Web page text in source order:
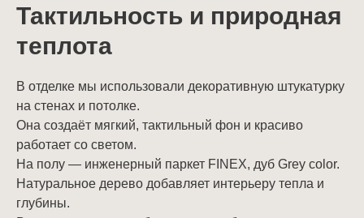
Тактильность и природная
теплота
В отделке мы использовали декоративную штукатурку
на стенах и потолке.
Она создаёт мягкий, тактильный фон и красиво
работает со светом.
На полу — инженерный паркет FINEX, дуб Grey color.
Натуральное дерево добавляет интерьеру тепла и
глубины.